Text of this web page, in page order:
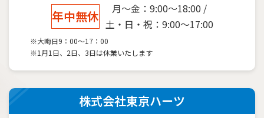
年中無休
月～金：9:00～18:00 /
土・日・祝：9:00～17:00
※大晦日9：00～17：00
※1月1日、2日、3日は休業いたします
株式会社東京ハーツ